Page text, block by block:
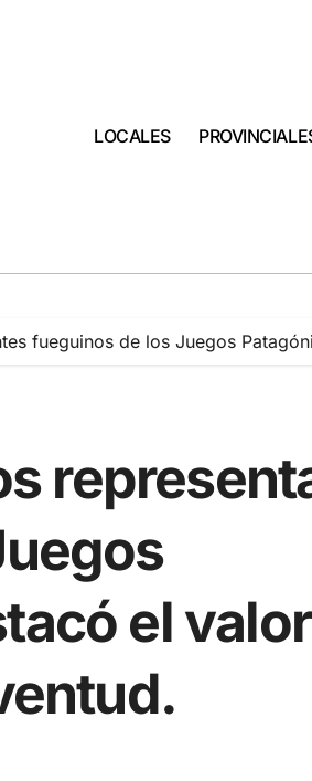
LOCALES
fueguinos de los Juegos
el